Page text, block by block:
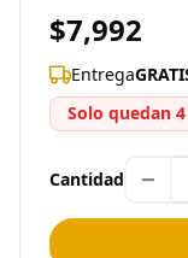
$7,992
Entrega
Solo quedan
Cantidad −